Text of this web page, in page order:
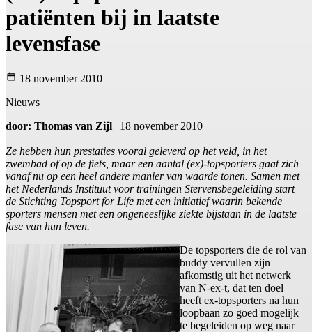
patiënten bij in laatste
levensfase
18 november 2010
Nieuws
door: Thomas van Zijl | 18 november 2010
Ze hebben hun prestaties vooral geleverd op het veld, in het
zwembad of op de fiets, maar een aantal (ex)-topsporters gaat zich
vanaf nu op een heel andere manier van waarde tonen. Samen met
het Nederlands Instituut voor trainingen Stervensbegeleiding start
de Stichting Topsport for Life met een initiatief waarin bekende
sporters mensen met een ongeneeslijke ziekte bijstaan in de laatste
fase van hun leven.
De topsporters die de rol van
buddy vervullen zijn
afkomstig uit het netwerk
van N-ex-t, dat ten doel
heeft ex-topsporters na hun
loopbaan zo goed mogelijk
te begeleiden op weg naar